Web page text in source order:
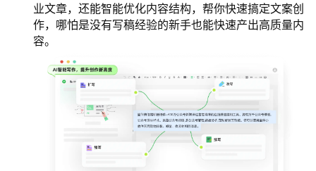
业文章，还能智能优化内容结构，帮你快速搞定文案创
作，哪怕是没有写稿经验的新手也能快速产出高质量内
容。